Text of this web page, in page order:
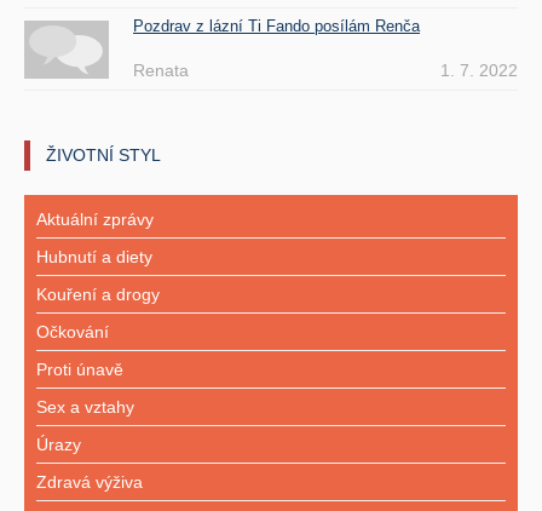
Pozdrav z lázní Ti Fando posílám Renča
Renata 1. 7. 2022
ŽIVOTNÍ STYL
Aktuální zprávy
Hubnutí a diety
Kouření a drogy
Očkování
Proti únavě
Sex a vztahy
Úrazy
Zdravá výživa